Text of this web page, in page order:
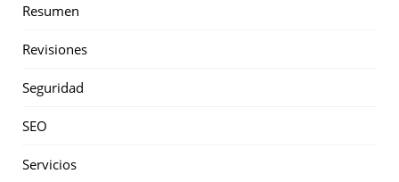
Resumen
Revisiones
Seguridad
SEO
Servicios